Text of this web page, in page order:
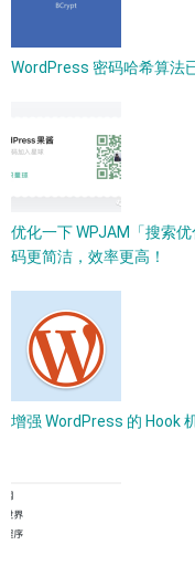
WordPress 密码哈希算法
优化一下 WPJAM「搜索
码更简洁，效率更高！
增强 WordPress 的 Hook